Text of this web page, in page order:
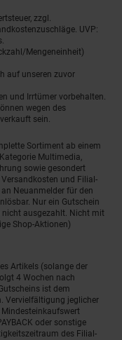
zzgl.
UVP:
Mengeneinheit)
auf unseren zuvor
und Irrtümer vorbehalten.
wegen des
sein.
Sortiment ab einem
Multimedia,
sowie gesondert
und Filial-
Neuanmelder für den
Nur ein Gutschein
nicht ausgezahlt. Nicht mit
Shop-Aktionen)
Artikels (solange der
4 Wochen nach
ist dem
Vervielfältigung jeglicher
oder sonstige
des Filial-